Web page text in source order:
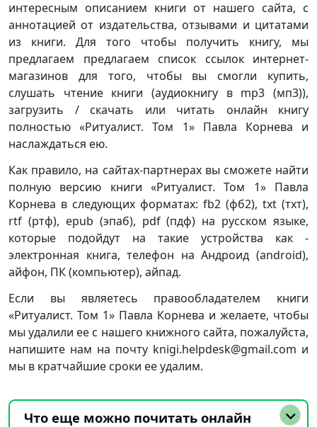
интересным описанием книги от нашего сайта, с
аннотацией от издательства, отзывами и цитатами
из книги. Для того чтобы получить книгу, мы
предлагаем предлагаем список ссылок интернет-
магазинов для того, чтобы вы смогли купить,
слушать чтение книги (аудиокнигу в mp3 (мп3)),
загрузить / скачать или читать онлайн книгу
полностью «Ритуалист. Том 1» Павла Корнева и
наслаждаться ею.
Как правило, на сайтах-партнерах вы сможете найти
полную версию книги «Ритуалист. Том 1» Павла
Корнева в следующих форматах: fb2 (фб2), txt (тхт),
rtf (ртф), epub (эпаб), pdf (пдф) на русском языке,
которые подойдут на такие устройства как -
электронная книга, телефон на Андроид (android),
айфон, ПК (компьютер), айпад.
Если вы являетесь правообладателем книги
«Ритуалист. Том 1» Павла Корнева и желаете, чтобы
мы удалили ее с нашего книжного сайта, пожалуйста,
напишите нам на почту knigi.helpdesk@gmail.com и
мы в кратчайшие сроки ее удалим.
Что еще можно почитать онлайн